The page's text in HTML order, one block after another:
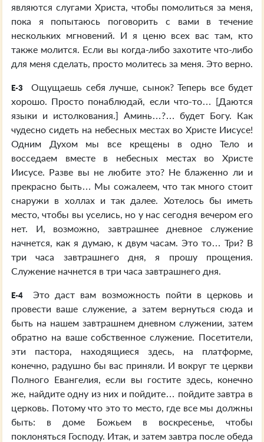
являются слугами Христа, чтобы помолиться за меня,
пока я попытаюсь поговорить с вами в течение
нескольких мгновений. И я ценю всех вас там, кто
также молится. Если вы когда-либо захотите что-либо
для меня сделать, просто молитесь за меня. Это верно.
E-3
Ощущаешь себя лучше, сынок? Теперь все будет
хорошо. Просто понаблюдай, если что-то… [Даются
языки и истолкования.] Аминь…?… будет Богу. Как
чудесно сидеть на небесных местах во Христе Иисусе!
Одним Духом мы все крещены в одно Тело и
восседаем вместе в небесных местах во Христе
Иисусе. Разве вы не любите это? Не блаженно ли и
прекрасно быть… Мы сожалеем, что так много стоит
снаружи в холлах и так далее. Хотелось бы иметь
место, чтобы вы уселись, но у нас сегодня вечером его
нет. И, возможно, завтрашнее дневное служение
начнется, как я думаю, к двум часам. Это то… Три? В
три часа завтрашнего дня, я прошу прощения.
Служение начнется в три часа завтрашнего дня.
E-4
Это даст вам возможность пойти в церковь и
провести ваше служение, а затем вернуться сюда и
быть на нашем завтрашнем дневном служении, затем
обратно на ваше собственное служение. Посетители,
эти пастора, находящиеся здесь, на платформе,
конечно, радушно бы вас приняли. И вокруг те церкви
Полного Евангелия, если вы гостите здесь, конечно
же, найдите одну из них и пойдите… пойдите завтра в
церковь. Потому что это то место, где все мы должны
быть: в доме Божьем в воскресенье, чтобы
поклоняться Господу. Итак, и затем завтра после обеда